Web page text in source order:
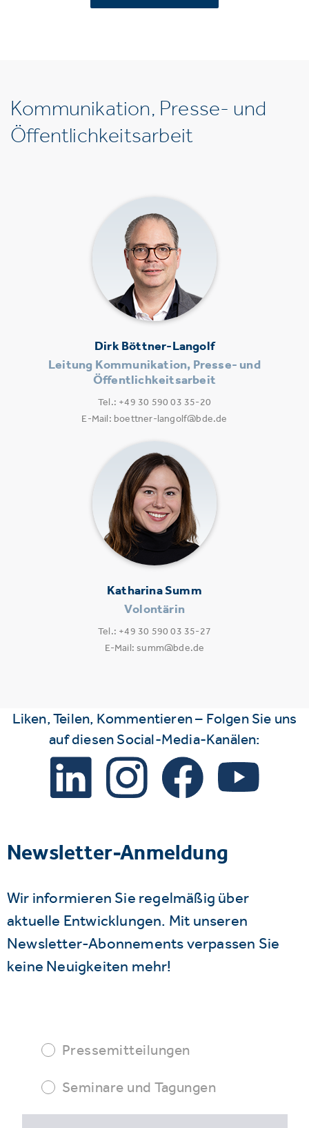
Kommunikation, Presse- und
Öffentlichkeitsarbeit
Dirk Böttner-Langolf
Leitung Kommunikation, Presse- und
Öffentlichkeitsarbeit
Tel.: +49 30 590 03 35-20
E-Mail: boettner-langolf@bde.de
Katharina Summ
Volontärin
Tel.: +49 30 590 03 35-27
E-Mail: summ@bde.de
Liken, Teilen, Kommentieren – Folgen Sie uns
auf diesen Social-Media-Kanälen:
Newsletter-Anmeldung
Wir informieren Sie regelmäßig über
aktuelle Entwicklungen. Mit unseren
Newsletter-Abonnements verpassen Sie
keine Neuigkeiten mehr!
Pressemitteilungen
Seminare und Tagungen